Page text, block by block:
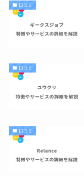
口コミ
口コミ
口コミ